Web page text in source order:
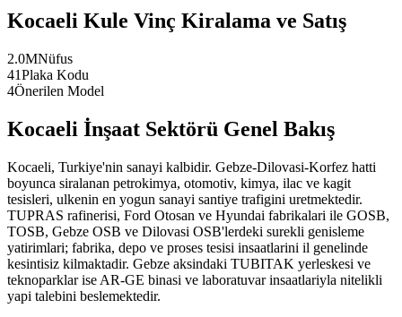
Kocaeli Kule Vinç Kiralama ve Satış
2.0MNüfus
41Plaka Kodu
4Önerilen Model
Kocaeli İnşaat Sektörü Genel Bakış
Kocaeli, Turkiye'nin sanayi kalbidir. Gebze-Dilovasi-Korfez hatti
boyunca siralanan petrokimya, otomotiv, kimya, ilac ve kagit
tesisleri, ulkenin en yogun sanayi santiye trafigini uretmektedir.
TUPRAS rafinerisi, Ford Otosan ve Hyundai fabrikalari ile GOSB,
TOSB, Gebze OSB ve Dilovasi OSB'lerdeki surekli genisleme
yatirimlari; fabrika, depo ve proses tesisi insaatlarini il genelinde
kesintisiz kilmaktadir. Gebze aksindaki TUBITAK yerleskesi ve
teknoparklar ise AR-GE binasi ve laboratuvar insaatlariyla nitelikli
yapi talebini beslemektedir.